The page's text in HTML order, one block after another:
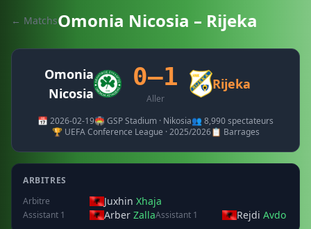
← MatchsOmonia Nicosia – Rijeka
Omonia
Nicosia
0–1
Aller
Rijeka
📅 2026-02-19🏟️ GSP Stadium · Nikosia👥 8,990 spectateurs
🏆 UEFA Conference League · 2025/2026📋 Barrages
ARBITRES
Arbitre
Juxhin Xhaja
Assistant 1 Arber ZallaAssistant 1 Rejdi Avdo